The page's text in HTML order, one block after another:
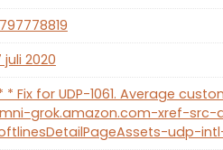
juli 2020
* Fix for UDP-1061. Average
grok.amazon.com-xref-
udp-